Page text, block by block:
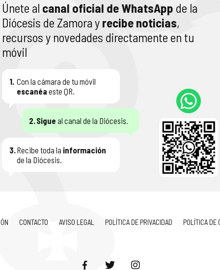
Únete al canal oficial de WhatsApp de la
Diócesis de Zamora y recibe noticias,
recursos y novedades directamente en tu
móvil
1. Con la cámara de tu móvil
escanéa este QR.
2.Sigue al canal de la Diócesis.
3.Recibe toda la información
de la Diócesis.
CONTACTO AVISO LEGAL POLÍTICA DE PRIVACIDAD POLÍTICA DE